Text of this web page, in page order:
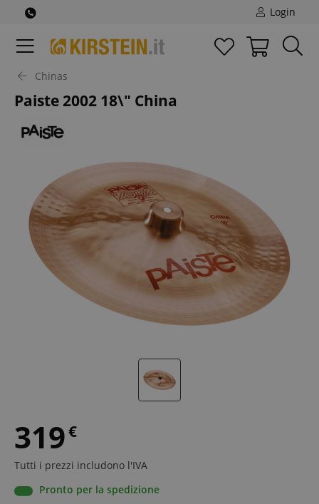
Login
Chinas
Paiste 2002 18\" China
319€
Tutti i prezzi includono l'IVA
Pronto per la spedizione